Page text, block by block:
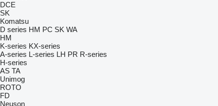
DCE
SK
Komatsu
D series HM PC SK WA
HM
K-series KX-series
A-series L-series LH PR R-series
H-series
AS TA
Unimog
ROTO
FD
Neuson